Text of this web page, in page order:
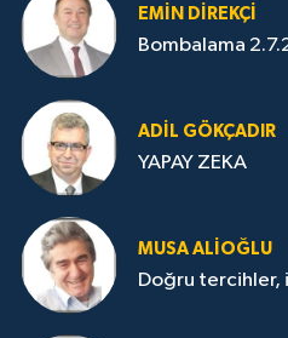
EMIN DIREKÇI
Bombalama
ADIL GÖKÇADIR
YAPAY ZEKA
MUSA ALIOĞLU
Doğru tercihler,